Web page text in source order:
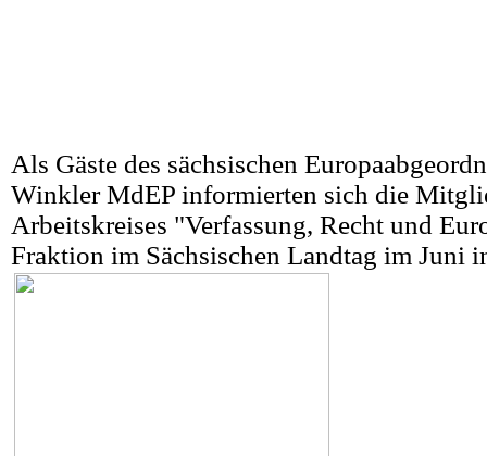
Als Gäste des sächsischen
Winkler MdEP informierten sich die
Arbeitskreises "Verfassung, Recht und
Fraktion im Sächsischen Landtag im Juni